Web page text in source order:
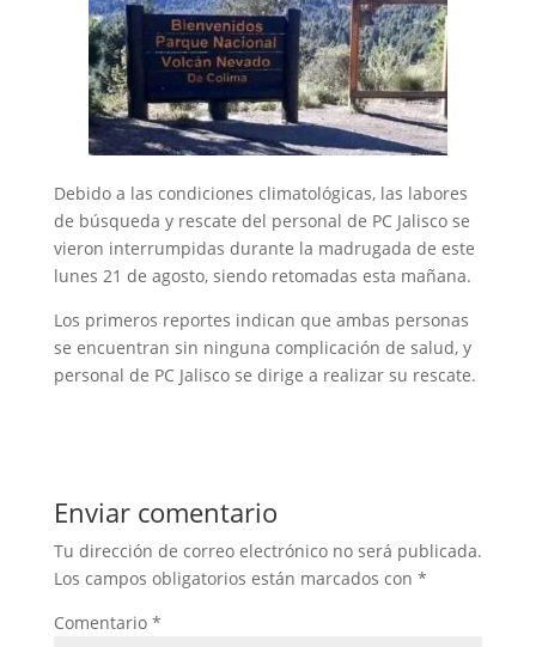
Debido a las condiciones climatológicas, las labores
de búsqueda y rescate del personal de PC Jalisco se
vieron interrumpidas durante la madrugada de este
lunes 21 de agosto, siendo retomadas esta mañana.
Los primeros reportes indican que ambas personas
se encuentran sin ninguna complicación de salud, y
personal de PC Jalisco se dirige a realizar su rescate.
Enviar comentario
Tu dirección de correo electrónico no será publicada.
Los campos obligatorios están marcados con *
Comentario *